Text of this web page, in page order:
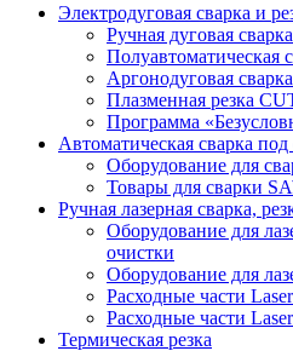
Электродуговая сварка и
Ручная дуговая
Полуавтоматическая
Аргонодуговая
Плазменная резка
Программа
Автоматическая сварка
Оборудование для
Товары для сварки
Ручная лазерная сварка,
Оборудование для
очистки
Оборудование для
Расходные части
Расходные части
Термическая резка